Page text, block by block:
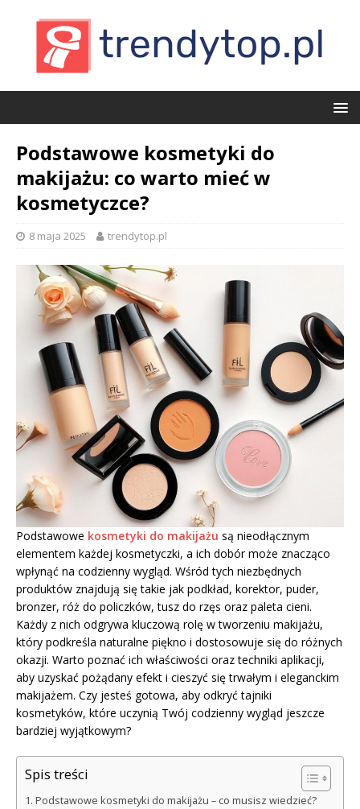
Podstawowe kosmetyki do
makijażu: co warto mieć w
kosmetyczce?
8 maja 2025 trendytop.pl
Podstawowe kosmetyki do makijażu są nieodłącznym
elementem każdej kosmetyczki, a ich dobór może znacząco
wpłynąć na codzienny wygląd. Wśród tych niezbędnych
produktów znajdują się takie jak podkład, korektor, puder,
bronzer, róż do policzków, tusz do rzęs oraz paleta cieni.
Każdy z nich odgrywa kluczową rolę w tworzeniu makijażu,
który podkreśla naturalne piękno i dostosowuje się do różnych
okazji. Warto poznać ich właściwości oraz techniki aplikacji,
aby uzyskać pożądany efekt i cieszyć się trwałym i eleganckim
makijażem. Czy jesteś gotowa, aby odkryć tajniki
kosmetyków, które uczynią Twój codzienny wygląd jeszcze
bardziej wyjątkowym?
Spis treści
Podstawowe kosmetyki do makijażu – co musisz wiedzieć?